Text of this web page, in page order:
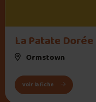
La Patate Dorée
Ormstown
Voir la fiche : La Patate Dorée